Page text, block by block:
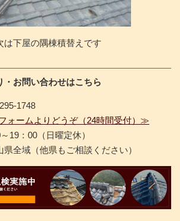
は下屋の隅棟積替えです
お問い合わせはこちら
1748
ォームよりどうぞ（24時間受付）≫
19：00（日曜定休）
県全域（他県もご相談ください）